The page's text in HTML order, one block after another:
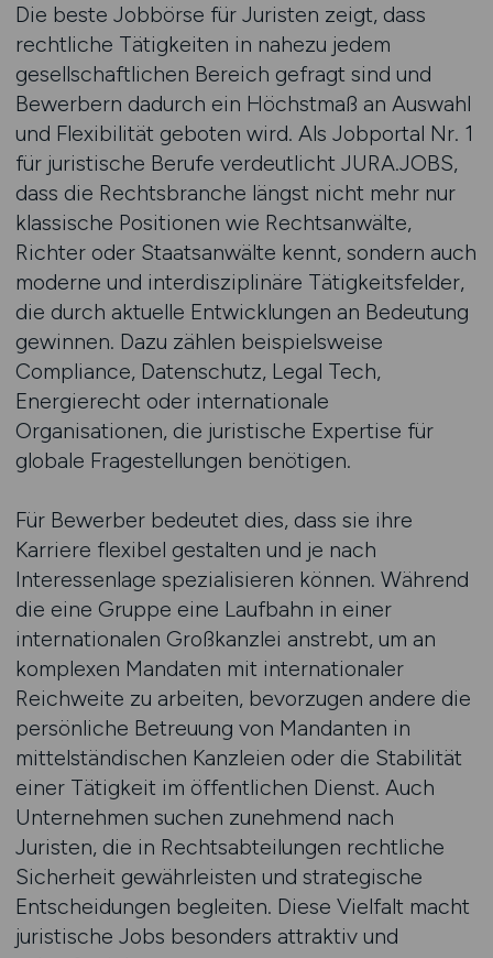
Die beste Jobbörse für Juristen zeigt, dass
rechtliche Tätigkeiten in nahezu jedem
gesellschaftlichen Bereich gefragt sind und
Bewerbern dadurch ein Höchstmaß an Auswahl
und Flexibilität geboten wird. Als Jobportal Nr. 1
für juristische Berufe verdeutlicht JURA.JOBS,
dass die Rechtsbranche längst nicht mehr nur
klassische Positionen wie Rechtsanwälte,
Richter oder Staatsanwälte kennt, sondern auch
moderne und interdisziplinäre Tätigkeitsfelder,
die durch aktuelle Entwicklungen an Bedeutung
gewinnen. Dazu zählen beispielsweise
Compliance, Datenschutz, Legal Tech,
Energierecht oder internationale
Organisationen, die juristische Expertise für
globale Fragestellungen benötigen.
Für Bewerber bedeutet dies, dass sie ihre
Karriere flexibel gestalten und je nach
Interessenlage spezialisieren können. Während
die eine Gruppe eine Laufbahn in einer
internationalen Großkanzlei anstrebt, um an
komplexen Mandaten mit internationaler
Reichweite zu arbeiten, bevorzugen andere die
persönliche Betreuung von Mandanten in
mittelständischen Kanzleien oder die Stabilität
einer Tätigkeit im öffentlichen Dienst. Auch
Unternehmen suchen zunehmend nach
Juristen, die in Rechtsabteilungen rechtliche
Sicherheit gewährleisten und strategische
Entscheidungen begleiten. Diese Vielfalt macht
juristische Jobs besonders attraktiv und